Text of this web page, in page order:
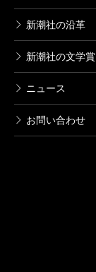
新潮社の沿革
新潮社の文学賞
ニュース
お問い合わせ